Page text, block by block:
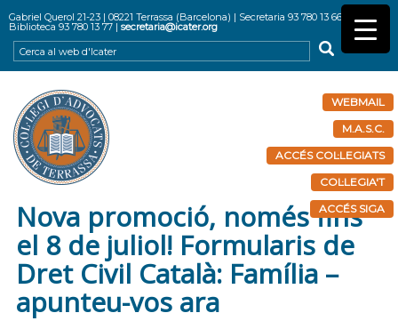
Gabriel Querol 21-23 | 08221 Terrassa (Barcelona) | Secretaria 93 780 13 66 |
Biblioteca 93 780 13 77 |secretaria@icater.org
WEBMAIL
M.A.S.C.
ACCÉS COL·LEGIATS
COL·LEGIA'T
ACCÉS SIGA
Nova promoció, només fins
el 8 de juliol! Formularis de
Dret Civil Català: Família –
apunteu-vos ara